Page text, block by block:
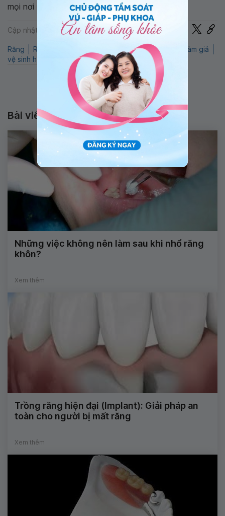
mọi nơi ngay trên ứng dụng.
Cập nhật: 22-07-2024 Chia sẻ
Răng Răng Miệng Hàm giả tháo lắp
hàm giả
vệ sinh hàm giả tháo lắp
Vệ sinh
Bài viết liên quan
Những việc không nên làm sau khi nhổ răng
khôn?
Xem thêm
Trồng răng hiện đại (Implant): Giải pháp an
toàn cho người bị mất răng
Xem thêm